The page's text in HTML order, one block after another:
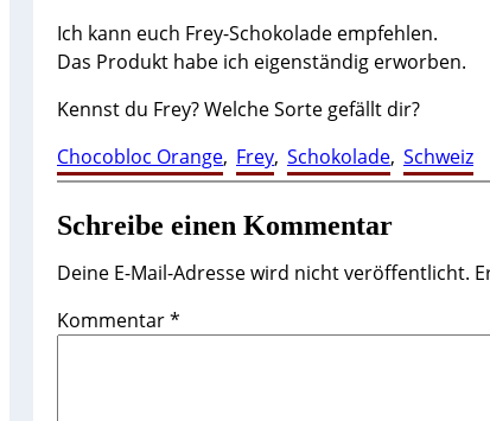
Ich kann euch Frey-Schokolade empfehlen.
Das Produkt habe ich eigenständig erworben.
Kennst du Frey? Welche Sorte gefällt dir?
Chocobloc Orange, Frey, Schokolade, Schweiz
Schreibe einen Kommentar
Deine E-Mail-Adresse wird nicht veröffentlicht.
Kommentar*